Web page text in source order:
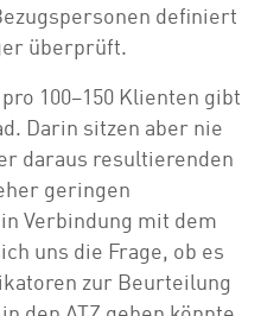
definiert
überprüft.
100–150 Klienten gibt
Darin sitzen aber nie
daraus resultierenden
geringen
Verbindung mit dem
uns die Frage, ob es
zur Beurteilung